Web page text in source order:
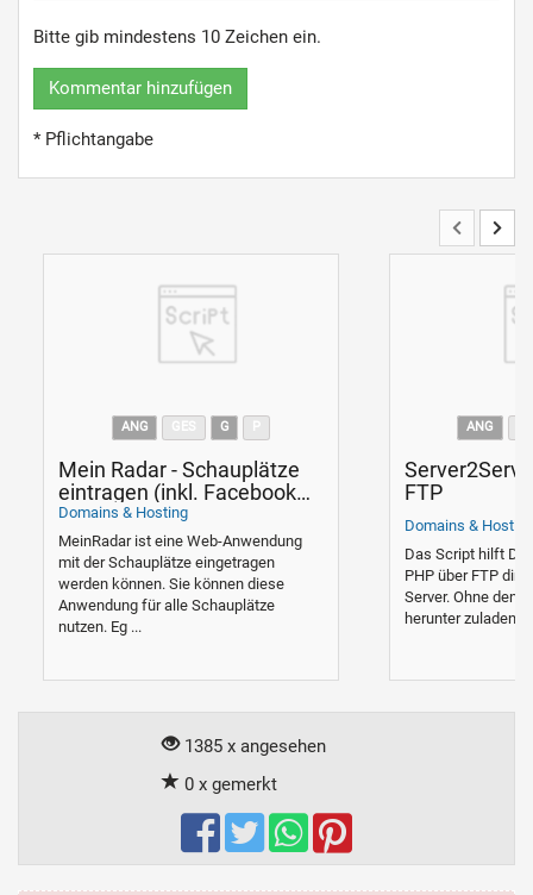
Bitte gib mindestens 10 Zeichen ein.
Kommentar hinzufügen
* Pflichtangabe
ANG G
Mein Radar - Schauplätze
eintragen (inkl. Facebook
Login)
Domains & Hosting
MeinRadar ist eine Web-Anwendung
mit der Schauplätze eingetragen
werden können. Sie können diese
Anwendung für alle Schauplätze
nutzen. Eg ...
ANG
FTP
Domains & Hosting
Das Script hilft Dir
PHP über FTP
Server. Ohne den
herunter zuladen
1385 x angesehen
0 x gemerkt